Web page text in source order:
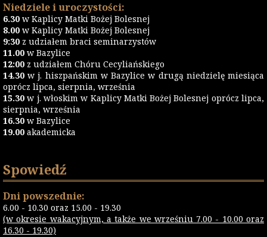
Niedziele i uroczystości:
6.30 w Kaplicy Matki Bożej Bolesnej
8.00 w Kaplicy Matki Bożej Bolesnej
9:30 z udziałem braci seminarzystów
11.00 w Bazylice
12:00 z udziałem Chóru Cecyliańskiego
14.30 w j. hiszpańskim w Bazylice w drugą niedzielę miesiąca
oprócz lipca, sierpnia, września
15.30 w j. włoskim w Kaplicy Matki Bożej Bolesnej oprócz lipca,
sierpnia, września
16.30 w Bazylice
19.00 akademicka
Spowiedź
Dni powszednie:
6.00 - 10.30 oraz 15.00 - 19.30
(w okresie wakacyjnym, a także we wrześniu 7.00 - 10.00 oraz
16.30 - 19.30)